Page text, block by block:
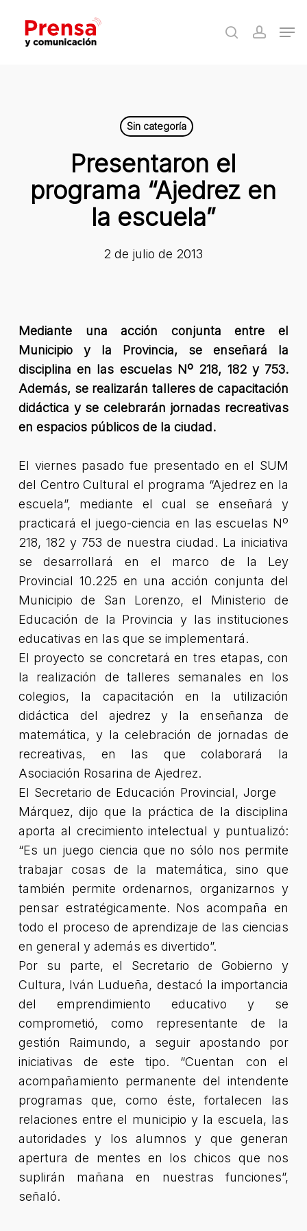
main
search
Sin categoría
Presentaron el
programa “Ajedrez en
la escuela”
2 de julio de 2013
Mediante una acción conjunta entre el
Municipio y la Provincia, se enseñará la
disciplina en las escuelas Nº 218, 182 y 753.
Además, se realizarán talleres de capacitación
didáctica y se celebrarán jornadas recreativas
en espacios públicos de la ciudad.
El viernes pasado fue presentado en el SUM
del Centro Cultural el programa “Ajedrez en la
escuela”, mediante el cual se enseñará y
practicará el juego-ciencia en las escuelas Nº
218, 182 y 753 de nuestra ciudad. La iniciativa
se desarrollará en el marco de la Ley
Provincial 10.225 en una acción conjunta del
Municipio de San Lorenzo, el Ministerio de
Educación de la Provincia y las instituciones
educativas en las que se implementará.
El proyecto se concretará en tres etapas, con
la realización de talleres semanales en los
colegios, la capacitación en la utilización
didáctica del ajedrez y la enseñanza de
matemática, y la celebración de jornadas de
recreativas, en las que colaborará la
Asociación Rosarina de Ajedrez.
El Secretario de Educación Provincial, Jorge
Márquez, dijo que la práctica de la disciplina
aporta al crecimiento intelectual y puntualizó:
“Es un juego ciencia que no sólo nos permite
trabajar cosas de la matemática, sino que
también permite ordenarnos, organizarnos y
pensar estratégicamente. Nos acompaña en
todo el proceso de aprendizaje de las ciencias
en general y además es divertido”.
Por su parte, el Secretario de Gobierno y
Cultura, Iván Ludueña, destacó la importancia
del emprendimiento educativo y se
comprometió, como representante de la
gestión Raimundo, a seguir apostando por
iniciativas de este tipo. “Cuentan con el
acompañamiento permanente del intendente
programas que, como éste, fortalecen las
relaciones entre el municipio y la escuela, las
autoridades y los alumnos y que generan
apertura de mentes en los chicos que nos
suplirán mañana en nuestras funciones”,
señaló.